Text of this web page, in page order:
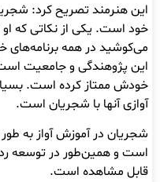
این هنرمند تصریح کرد:
خود است. یکی از نکاتی که
می‌کوشید در همه برنامه‌های
این پژوهندگی و جامعیت است
خودش ممتاز کرده است.
آوازی آنها با شجریان است.
شجریان در آموزش آواز به
است و همین‌طور در توسعه
قابل مشاهده است.